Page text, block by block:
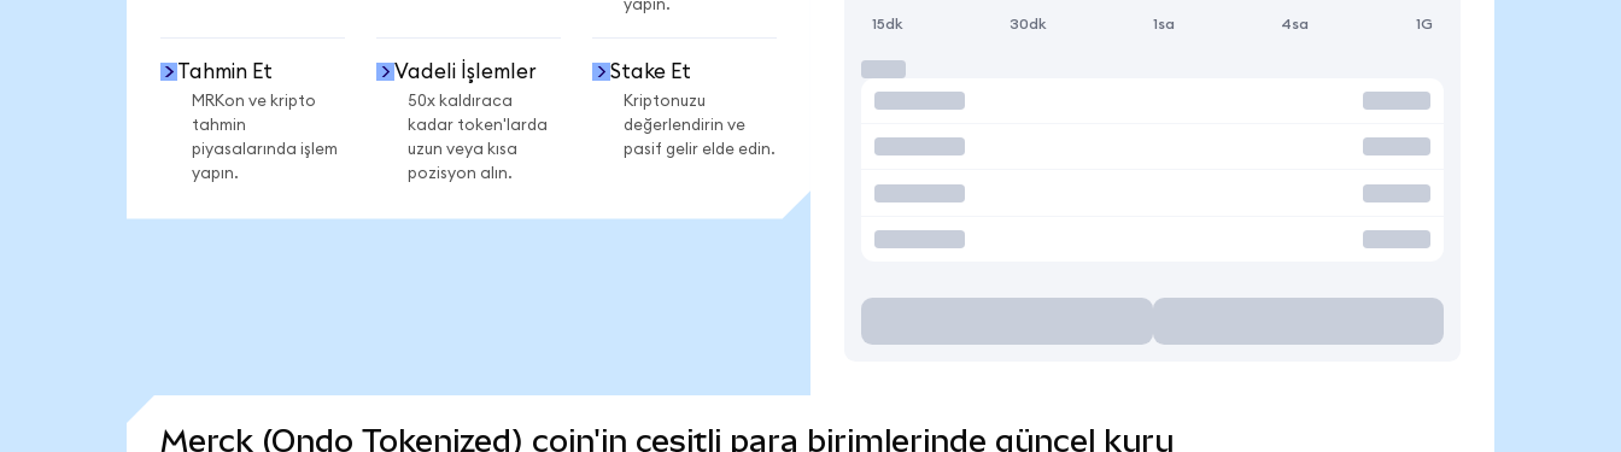
yapın.
Tahmin Et
MRKon ve kripto
tahmin
piyasalarında işlem
yapın.
Vadeli İşlemler
50x kaldıraca
kadar token'larda
uzun veya kısa
pozisyon alın.
Stake Et
Kriptonuzu
değerlendirin ve
pasif gelir elde edin.
15dk 30dk 1sa 4sa 1G
Merck (Ondo Tokenized) coin'in çeşitli para birimlerinde güncel kuru